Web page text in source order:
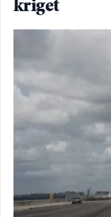
kriget